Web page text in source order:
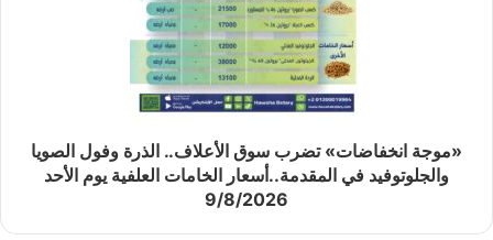
«موجة انخفاضات» تضرب سوق الأعلاف.. الذرة وفول الصويا
والجلوتوفيد في المقدمة..أسعار الخامات العلفية يوم الأحد
9/8/2026